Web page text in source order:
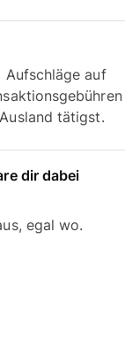
Aufschläge auf
tätigst.
dir dabei
egal wo.